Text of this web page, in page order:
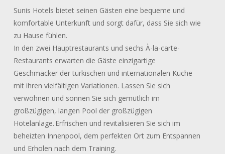
Sunis Hotels bietet seinen Gästen eine bequeme und
komfortable Unterkunft und sorgt dafür, dass Sie sich wie
zu Hause fühlen.
In den zwei Hauptrestaurants und sechs À-la-carte-
Restaurants erwarten die Gäste einzigartige
Geschmäcker der türkischen und internationalen Küche
mit ihren vielfältigen Variationen. Lassen Sie sich
verwöhnen und sonnen Sie sich gemütlich im
großzügigen, langen Pool der großzügigen
Hotelanlage. Erfrischen und revitalisieren Sie sich im
beheizten Innenpool, dem perfekten Ort zum Entspannen
und Erholen nach dem Training.